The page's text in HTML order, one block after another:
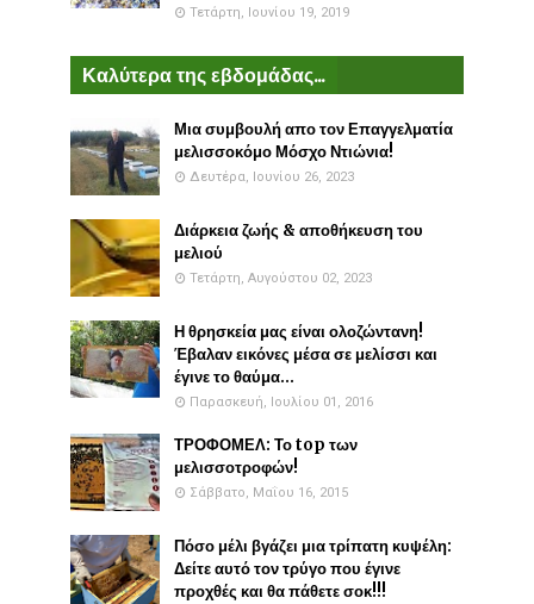
Τετάρτη, Ιουνίου 19, 2019
Καλύτερα της εβδομάδας...
Μια συμβουλή απο τον Επαγγελματία
μελισσοκόμο Μόσχο Ντιώνια!
Δευτέρα, Ιουνίου 26, 2023
Διάρκεια ζωής & αποθήκευση του
μελιού
Τετάρτη, Αυγούστου 02, 2023
Η θρησκεία μας είναι ολοζώντανη!
Έβαλαν εικόνες μέσα σε μελίσσι και
έγινε το θαύμα...
Παρασκευή, Ιουλίου 01, 2016
ΤΡΟΦΟΜΕΛ: Το top των
μελισσοτροφών!
Σάββατο, Μαΐου 16, 2015
Πόσο μέλι βγάζει μια τρίπατη κυψέλη:
Δείτε αυτό τον τρύγο που έγινε
προχθές και θα πάθετε σοκ!!!